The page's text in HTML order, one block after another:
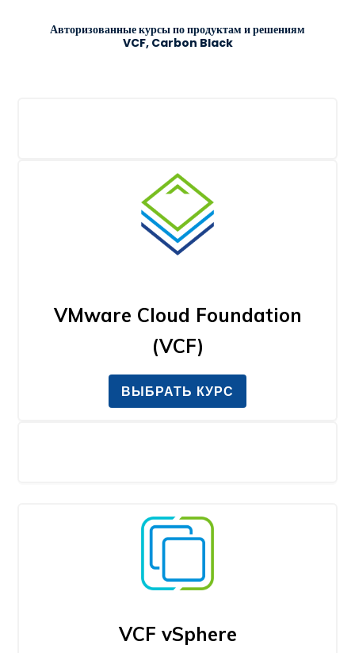
Авторизованные курсы по продуктам и решениям
VCF, Carbon Black
VMware Cloud Foundation
(VCF)
ВЫБРАТЬ КУРС
VCF vSphere